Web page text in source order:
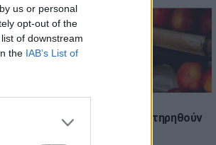
us or personal
opt-out of the
of downstream
the IAB’s List of
6 φρούτα που μπορουν να διατηρηθούν